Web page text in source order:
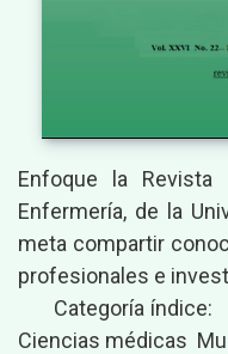
Enfoque la
Enfermería, de la
meta compartir
profesionales e
Categoría índice:
Ciencias médicas